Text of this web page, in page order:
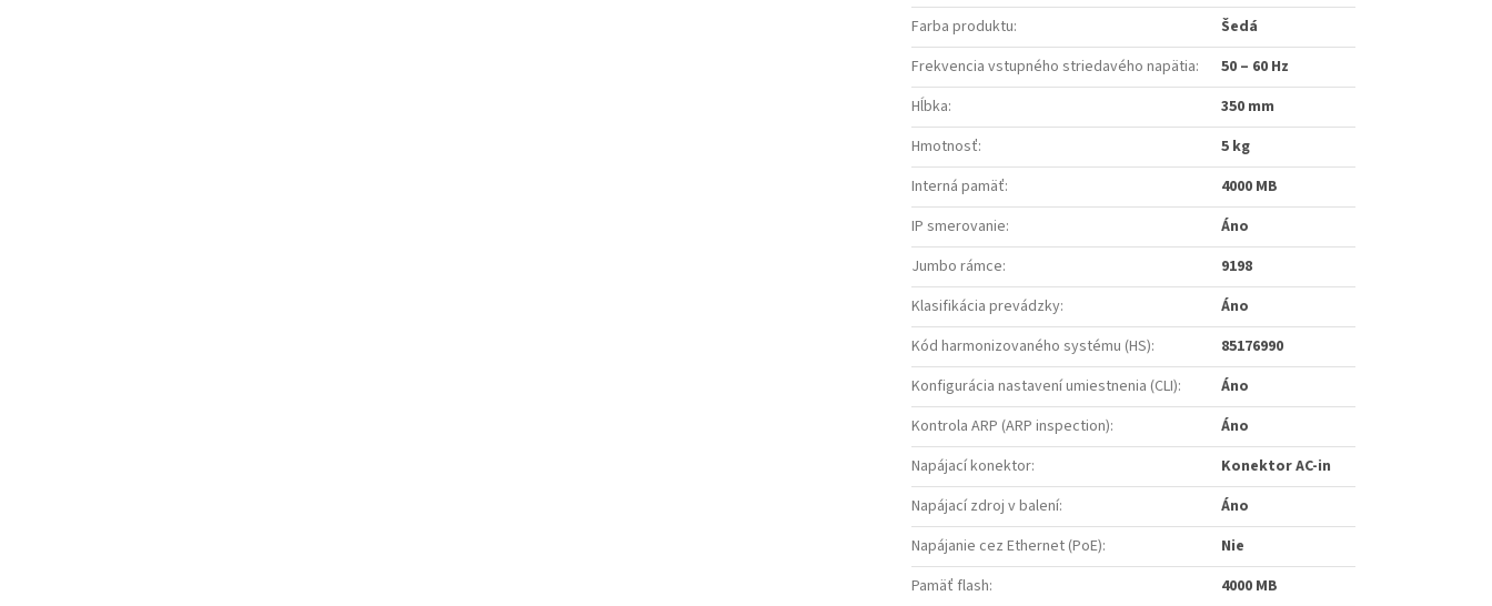
Farba produktu:
Šedá
Frekvencia vstupného striedavého napätia:
50 – 60 Hz
Hĺbka:
350 mm
Hmotnosť:
5 kg
Interná pamäť:
4000 MB
IP smerovanie:
Áno
Jumbo rámce:
9198
Klasifikácia prevádzky:
Áno
Kód harmonizovaného systému (HS):
85176990
Konfigurácia nastavení umiestnenia (CLI):
Áno
Kontrola ARP (ARP inspection):
Áno
Napájací konektor:
Konektor AC-in
Napájací zdroj v balení:
Áno
Napájanie cez Ethernet (PoE):
Nie
Pamäť flash:
4000 MB